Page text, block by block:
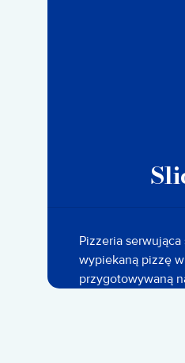
Pizzeria
wypiekaną pizzę
przygotowywaną